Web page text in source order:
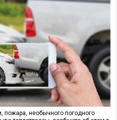
пожара, необычного погодного